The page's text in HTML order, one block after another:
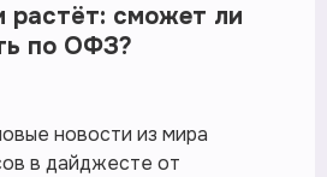
растёт: сможет ли
по ОФЗ?
новости из мира
в дайджесте от